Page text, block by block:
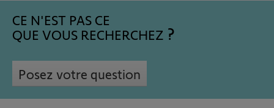
CE N'EST PAS CE
QUE VOUS RECHERCHEZ
Posez votre question